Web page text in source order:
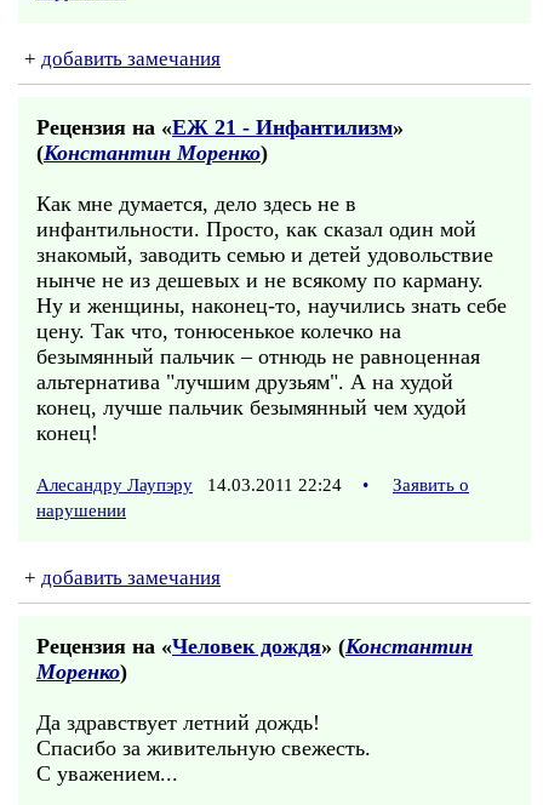
+ добавить замечания
Рецензия на «ЕЖ 21 - Инфантилизм»
(Константин Моренко)
Как мне думается, дело здесь не в
инфантильности. Просто, как сказал один мой
знакомый, заводить семью и детей удовольствие
нынче не из дешевых и не всякому по карману.
Ну и женщины, наконец-то, научились знать себе
цену. Так что, тонюсенькое колечко на
безымянный пальчик – отнюдь не равноценная
альтернатива "лучшим друзьям". А на худой
конец, лучше пальчик безымянный чем худой
конец!
Алесандру Лаупэру 14.03.2011 22:24 •
Заявить о
нарушении
+ добавить замечания
Рецензия на «Человек дождя» (Константин
Моренко)
Да здравствует летний дождь!
Спасибо за живительную свежесть.
С уважением...